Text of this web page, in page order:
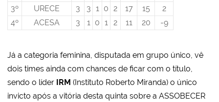
3º
URECE 3 3 1 0 2 17 15
2
4º
ACESA 3 1 0 1 2 11 20 -9
Já a categoria feminina, disputada em grupo único, vê
dois times ainda com chances de ficar com o título,
sendo o líder
IRM (Instituto Roberto Miranda) o único
invicto após a vitória desta quinta sobre a ASSOBECER